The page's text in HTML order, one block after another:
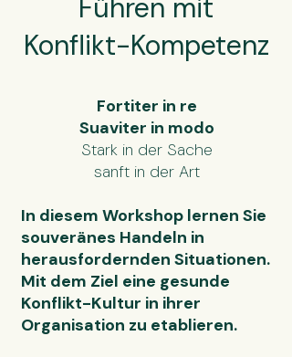
Führen mit
Konflikt-Kompetenz
Fortiter in re
Suaviter in modo
Stark in der Sache
sanft in der Art
In diesem Workshop lernen Sie
souveränes Handeln in
herausfordernden Situationen.
Mit dem Ziel eine gesunde
Konflikt-Kultur in ihrer
Organisation zu etablieren.